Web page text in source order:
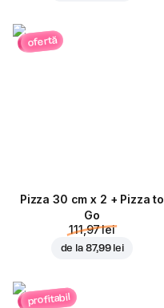
ofertă
Pizza 30 cm x 2 + Pizza to
Go
111,97 lei
de la 87,99 lei
profitabil